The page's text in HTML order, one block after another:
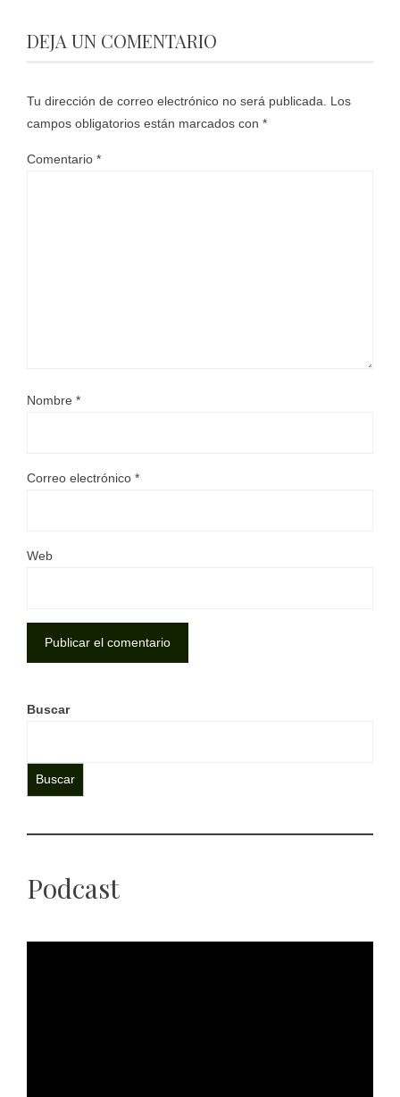
DEJA UN COMENTARIO
Tu dirección de correo electrónico no será publicada.
Los
campos obligatorios están marcados con *
Comentario *
Nombre *
Correo electrónico *
Web
Buscar
Buscar
Podcast